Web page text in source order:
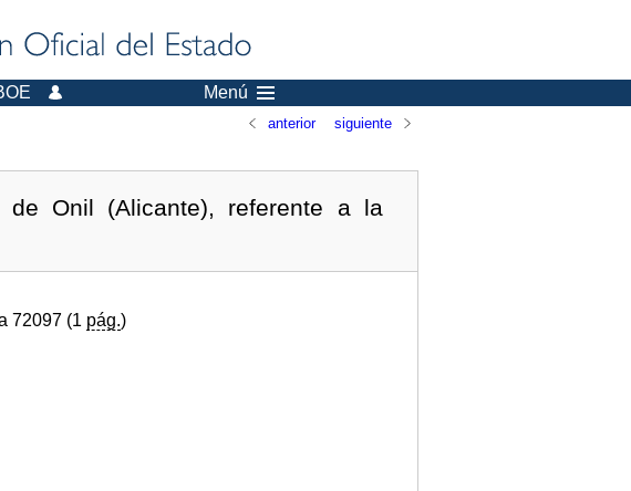
Menú
anterior siguiente
Onil (Alicante), referente a la
72097 (1 pág.)